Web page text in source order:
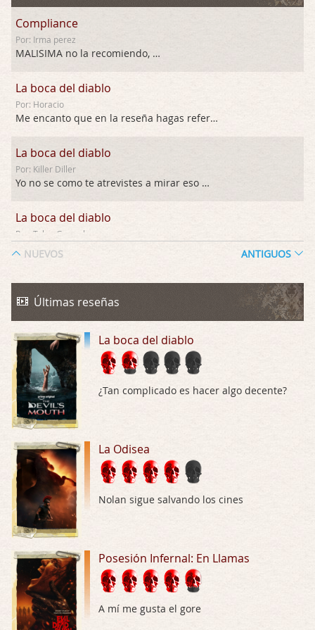
Compliance
Por: Irma perez
MALISIMA no la recomiendo, …
La boca del diablo
Por: Horacio
Me encanto que en la reseña hagas referen …
La boca del diablo
Por: Killer Diller
Yo no se como te atrevistes a mirar eso …
La boca del diablo
Por: Talan Gwynek
La Odisea
Por: Talan Gwynek
La Odisea
Por: Draghann
No sé si entrar en polémicas con respect …
Trance
Por: Luar
El señor de las moscas
Por: Luar
Dudaba en ver la serie, una serie de 4 cap …
Hungry
Por: Croc
Las 10 películas gore de Almas Oscuras
Por: JORDI CRUYFF
NUEVOS ANTIGUOS
Últimas reseñas
La boca del diablo
¿Tan complicado es hacer algo decente?
La Odisea
Nolan sigue salvando los cines
Posesión Infernal: En Llamas
A mí me gusta el gore